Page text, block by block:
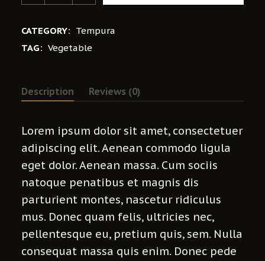
CATEGORY: Tempura
TAG: Vegetable
Description Reviews (0)
Lorem ipsum dolor sit amet, consectetuer
adipiscing elit. Aenean commodo ligula
eget dolor. Aenean massa. Cum sociis
natoque penatibus et magnis dis
parturient montes, nascetur ridiculus
mus. Donec quam felis, ultricies nec,
pellentesque eu, pretium quis, sem. Nulla
consequat massa quis enim. Donec pede